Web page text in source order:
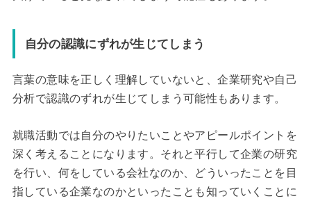
自分の認識にずれが生じてしまう
言葉の意味を正しく理解していないと、企業研究や自己
分析で認識のずれが生じてしまう可能性もあります。
就職活動では自分のやりたいことやアピールポイントを
深く考えることになります。それと平行して企業の研究
を行い、何をしている会社なのか、どういったことを目
指している企業なのかといったことも知っていくことに